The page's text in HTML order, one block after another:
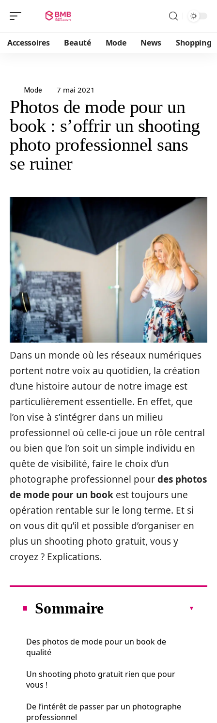
Accessoires Beauté Mode News Shopping
Mode 7 mai 2021
Photos de mode pour un
book : s’offrir un shooting
photo professionnel sans
se ruiner
Dans un monde où les réseaux numériques
portent notre voix au quotidien, la création
d’une histoire autour de notre image est
particulièrement essentielle. En effet, que
l’on vise à s’intégrer dans un milieu
professionnel où celle-ci joue un rôle central
ou bien que l’on soit un simple individu en
quête de visibilité, faire le choix d’un
photographe professionnel pourdes photos
de mode pour un book est toujours une
opération rentable sur le long terme. Et si
on vous dit qu’il et possible d’organiser en
plus un shooting photo gratuit, vous y
croyez ? Explications.
Sommaire
Des photos de mode pour un book de
qualité
Un shooting photo gratuit rien que pour
vous !
De l’intérêt de passer par un photographe
professionnel